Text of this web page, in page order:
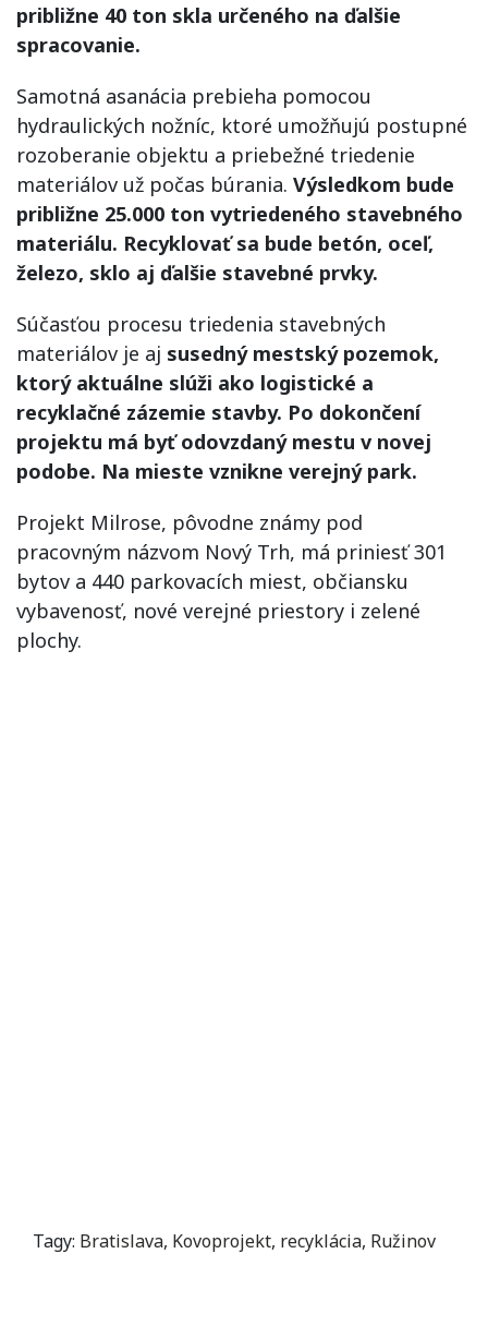
približne 40 ton skla určeného na ďalšie
spracovanie.
Samotná asanácia prebieha pomocou
hydraulických nožníc, ktoré umožňujú postupné
rozoberanie objektu a priebežné triedenie
materiálov už počas búrania. Výsledkom bude
približne 25.000 ton vytriedeného stavebného
materiálu. Recyklovať sa bude betón, oceľ,
železo, sklo aj ďalšie stavebné prvky.
Súčasťou procesu triedenia stavebných
materiálov je aj susedný mestský pozemok,
ktorý aktuálne slúži ako logistické a
recyklačné zázemie stavby. Po dokončení
projektu má byť odovzdaný mestu v novej
podobe. Na mieste vznikne verejný park.
Projekt Milrose, pôvodne známy pod
pracovným názvom Nový Trh, má priniesť 301
bytov a 440 parkovacích miest, občiansku
vybavenosť, nové verejné priestory i zelené
plochy.
Tagy: Bratislava, Kovoprojekt, recyklácia, Ružinov